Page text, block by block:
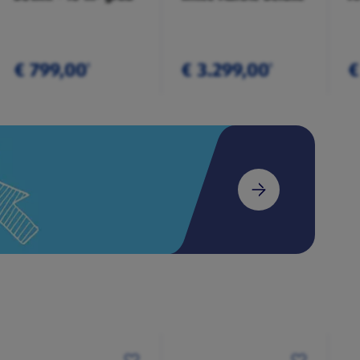
€ 799,00¹ € 3.299,00¹